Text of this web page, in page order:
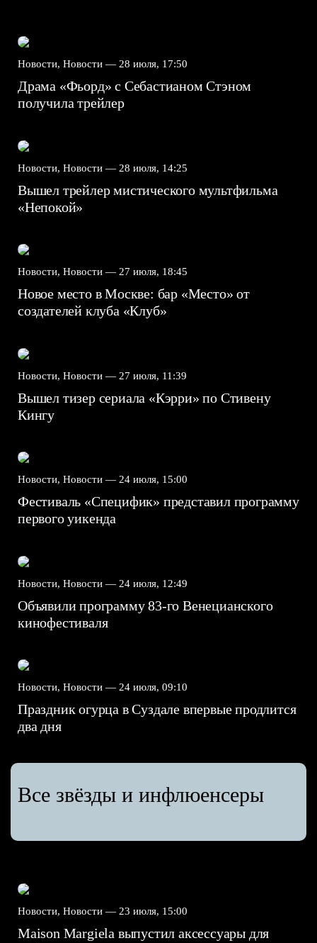
Новости, Новости — 28 июля, 17:50
Драма «Фьорд» с Себастианом Стэном
получила трейлер
Новости, Новости — 28 июля, 14:25
Вышел трейлер мистического мультфильма
«Непокой»
Новости, Новости — 27 июля, 18:45
Новое место в Москве: бар «Место» от
создателей клуба «Клуб»
Новости, Новости — 27 июля, 11:39
Вышел тизер сериала «Кэрри» по Стивену
Кингу
Новости, Новости — 24 июля, 15:00
Фестиваль «Специфик» представил программу
первого уикенда
Новости, Новости — 24 июля, 12:49
Объявили программу 83-го Венецианского
кинофестиваля
Новости, Новости — 24 июля, 09:10
Праздник огурца в Суздале впервые продлится
два дня
Все звёзды и инфлюенсеры
Новости, Новости — 23 июля, 15:00
Maison Margiela выпустил аксессуары для